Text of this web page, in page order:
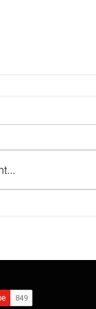
ชื่อใหม่ครึ่งปีแรก
รช่วยเหลือ